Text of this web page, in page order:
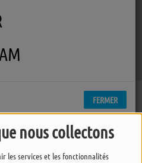
nous collectons
les services et les fonctionnalités
Whydah Gally
FERMER